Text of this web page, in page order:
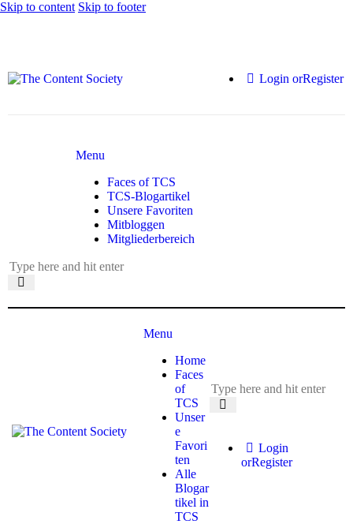
Skip to content Skip to footer
Login orRegister
Menu
Faces of TCS
TCS-Blogartikel
Unsere Favoriten
Mitbloggen
Mitgliederbereich
Menu
Home
Faces
of
TCS
Unser
e
Favori
ten
Alle
Blogar
tikel in
TCS
Login
orRegister